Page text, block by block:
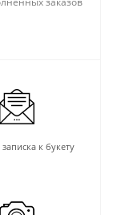
к букету